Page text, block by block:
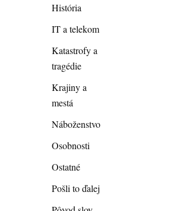
História
IT a telekom
Katastrofy a
tragédie
Krajiny a
mestá
Náboženstvo
Osobnosti
Ostatné
Pošli to ďalej